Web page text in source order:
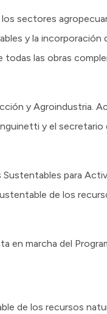
sectores
y la incorporación
las obras
y Agroindustria.
y el
para
de los
en marcha del
de los recursos